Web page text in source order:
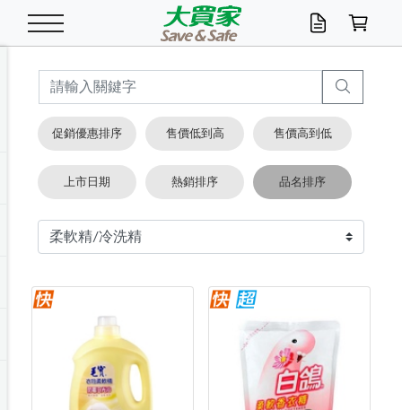
米/五穀/濃湯 米/糙米
五穀/南北貨
湯類/湯塊
油/調味料
食用油
醬油.油膏.蠔油
泡麵 / 麵條
包麵
碗麵/義大利麵
麵條/快煮麵/米粉
魚罐
醬菜/玉米罐
點心罐
休閒零嘴 初一十五拜拜懶
零嘴
堅果/海苔
美味餅乾
餅乾
糕餅/點心
糖果/巧克力
糖果/蜜餞/果凍
巧克力
茶飲料
果汁咖啡
碳酸/礦泉水
機能飲料
箱購飲料
養生保健/常備品 雞精/飲品
機能保健
▶保健品牌推薦
奶粉/穀麥片
奶粉
麥片/玉米片
沖調穀粉/隨手包
特色茶品
綠茶
紅茶
奶茶/花草茶
黑糖桂圓/蜂蜜醋
即溶咖啡
咖啡豆/粉/濾掛
可可/糖/奶精
沐浴乳香皂 沐浴乳
香皂/洗手乳
美髮造型
洗髮/護髮
造型髮品
口腔清潔
牙 刷
牙膏/漱口水
潔顏產品
卸妝/粉刺調理
開架/身體保養
臉部保養
面/眼膜
鍋具/飲水/廚房 鍋具/餐具
保鮮/微波
掃除用具/照明/五金
掃除/清潔用具
洗衣/曬衣用具
電池/延長線
修繕/五金/祭祀
傢飾/收納/衛浴
寢具/家具
收納用品
衛浴/毛巾
寵物食品
寵物清潔/百貨
衛生紙/濕巾 抽取衛生紙/濕巾
廚房紙巾/平版/
箱購免運區
衣物清潔
洗衣精
洗衣粉/皂
漂白水/柔軟精
居家清潔
廚房/餐具清潔
浴廁/水管清潔
居家清潔/除濕芳
衛生棉
成人/嬰兒紙尿褲
箱購免運區
嬰兒尿布
成人紙尿褲
廚房家電 料理鍋具
烤箱/微波/電磁爐
快煮壺/烘碗機
季節家電
除濕/清淨機
風扇/防蚊家電
生活家電
除塵家電
美容家電
電腦周邊
數位週邊
手機/平板周邊
文具/辦公用品 文具用品
辦公文具/收納
玩具/擺設小物
汽機車百貨
機車/腳踏車百貨
汽車百貨
休閒/運動
戶外/休閒用品
健身/按摩/瑜珈
測量/護具/其他
服飾內著
配件
男/女/機能包
冷凍免運 生鮮食品
調理食品
箱購免運
食品免運
清潔用品免運
居家/汽百用品
主題專區
季節活動
店長推薦
這夏不怕熱
促銷優惠排序 售價低到高 售價高到低
上市日期 熱銷排序 品名排序